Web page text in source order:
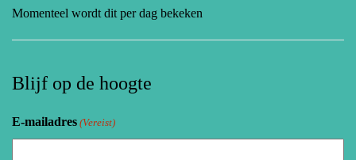
Momenteel wordt dit per dag bekeken
Blijf op de hoogte
E-mailadres (Vereist)